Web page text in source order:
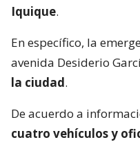
Iquique.
En específico, la
avenida Desiderio
la ciudad.
De acuerdo a
cuatro vehículos y